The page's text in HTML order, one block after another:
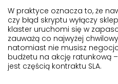
W praktyce oznacza to, że
czy błąd skryptu wyłączy
klaster uruchomi się w
zauważą co najwyżej
natomiast nie musisz
budżetu na akcję ratunkową
jest częścią kontraktu SLA.